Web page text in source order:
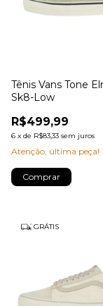
Tênis Vans Tone
Sk8-Low
R$499,99
6 x de R$83,33 sem juros
Atenção, última peça!
Comprar
GRÁTIS